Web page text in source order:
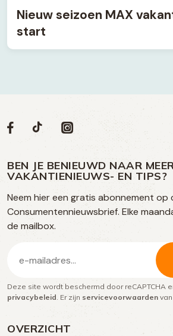
Nieuw seizoen MAX
start
OVERZICHT
Volg
op
social
media
Social
Volg
op
Facebook
Volg
op
TikTok
Volg
op
Instagram
BEN JE BENIEUWD NAAR
VAKANTIENIEUWS- EN TIPS?
Neem hier een gratis abonnement op
Consumentennieuwsbrief. Elke
de mailbox.
mailadres
(Vereist)
Deze site wordt beschermd door reCAPTCHA
privacybeleid . Er zijn servicevoorwaarden